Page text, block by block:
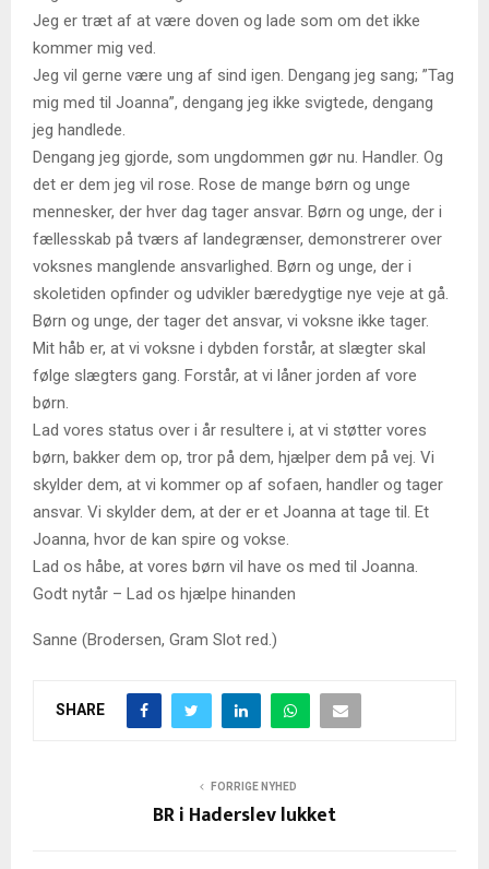
Jeg er træt af at være doven og lade som om det ikke
kommer mig ved.
Jeg vil gerne være ung af sind igen. Dengang jeg sang; ”Tag
mig med til Joanna”, dengang jeg ikke svigtede, dengang
jeg handlede.
Dengang jeg gjorde, som ungdommen gør nu. Handler. Og
det er dem jeg vil rose. Rose de mange børn og unge
mennesker, der hver dag tager ansvar. Børn og unge, der i
fællesskab på tværs af landegrænser, demonstrerer over
voksnes manglende ansvarlighed. Børn og unge, der i
skoletiden opfinder og udvikler bæredygtige nye veje at gå.
Børn og unge, der tager det ansvar, vi voksne ikke tager.
Mit håb er, at vi voksne i dybden forstår, at slægter skal
følge slægters gang. Forstår, at vi låner jorden af vore
børn.
Lad vores status over i år resultere i, at vi støtter vores
børn, bakker dem op, tror på dem, hjælper dem på vej. Vi
skylder dem, at vi kommer op af sofaen, handler og tager
ansvar. Vi skylder dem, at der er et Joanna at tage til. Et
Joanna, hvor de kan spire og vokse.
Lad os håbe, at vores børn vil have os med til Joanna.
Godt nytår – Lad os hjælpe hinanden
Sanne (Brodersen, Gram Slot red.)
SHARE
FORRIGE NYHED
BR i Haderslev lukket